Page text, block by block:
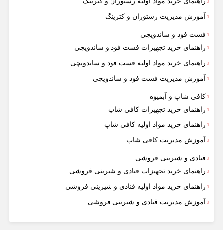
آموزش مدیریت رستوران و کترینگ
فست فود و ساندویچی
راهنمای خرید تجهیزات فست فود و ساندویچی
راهنمای خرید مواد اولیه فست فود و ساندویچی
آموزش مدیریت فست فود و ساندویچی
کافی شاپ و آبمیوه
راهنمای خرید تجهیزات کافی شاپ
راهنمای خرید مواد اولیه کافی‌ شاپ‌
آموزش مدیریت کافی شاپ
قنادی و شیرینی فروشی
راهنمای خرید تجهیزات قنادی و شیرینی فروشی
راهنمای خرید مواد اولیه قنادی و شیرینی فروشی
آموزش مدیریت قنادی و شیرینی فروشی